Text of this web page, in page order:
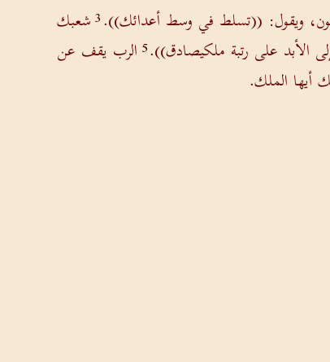
ويقول: ((تسلط في وسط أعدائك)).3شعبك
الأبد على رتبة ملكيصادق)).5 الرب يقف عن
أيها الملك.